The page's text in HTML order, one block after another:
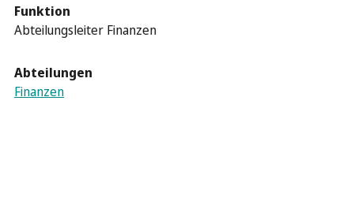
Funktion
Abteilungsleiter Finanzen
Abteilungen
Finanzen